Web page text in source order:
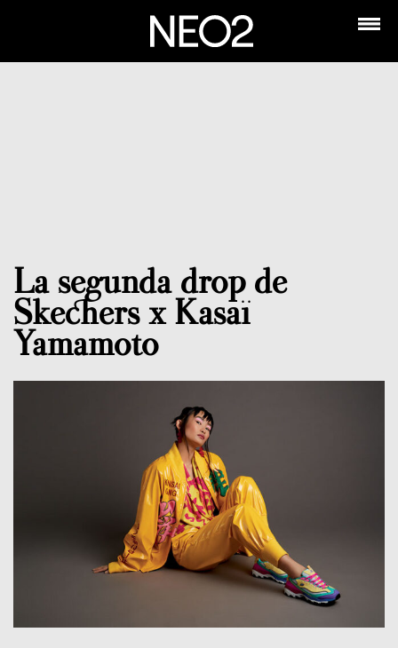
La segunda drop de
Skechers x Kasaï
Yamamoto